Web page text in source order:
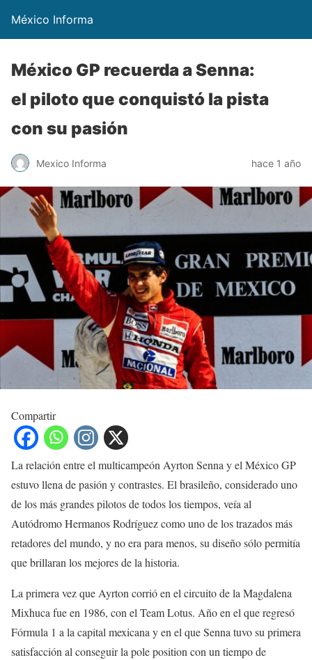
México Informa
México GP recuerda a Senna:
el piloto que conquistó la pista
con su pasión
Mexico Informa hace 1 año
Compartir
La relación entre el multicampeón Ayrton Senna y el México GP
estuvo llena de pasión y contrastes. El brasileño, considerado uno
de los más grandes pilotos de todos los tiempos, veía al
Autódromo Hermanos Rodríguez como uno de los trazados más
retadores del mundo, y no era para menos, su diseño sólo permitía
que brillaran los mejores de la historia.
La primera vez que Ayrton corrió en el circuito de la Magdalena
Mixhuca fue en 1986, con el Team Lotus. Año en el que regresó
Fórmula 1 a la capital mexicana y en el que Senna tuvo su primera
satisfacción al conseguir la pole position con un tiempo de